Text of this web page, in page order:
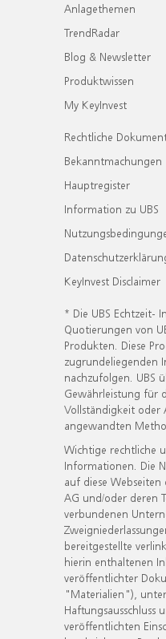
Anlagethemen
TrendRadar
Blog & Newsletter
Produktwissen
My KeyInvest
Rechtliche
Bekanntmachungen
Hauptregister
Information zu UBS
KeyInvest Disclaimer
* Die UBS Echtzeit-
Quotierungen von
Produkten. Diese
zugrundeliegenden
nachzufolgen. UBS
Gewährleistung für
Vollständigkeit oder
angewandten
Wichtige rechtliche
Informationen. Die
auf diese
AG und/oder deren
verbundenen
bereitgestellte
hierin enthaltenen
veröffentlichter
"Materialien"),
Haftungsausschluss
veröffentlichten